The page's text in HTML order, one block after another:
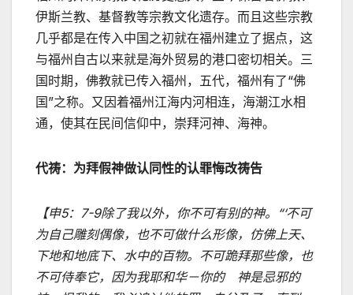
伊斯兰教、基督教等宗教文化遗存。而且这些宗教
几乎都是在传入中国之初就在福州建立了据点，这
与福州自古以来就是海外贸易的港口密切相关。三
国时期，佛教就已传入福州，五代，福州有了“佛
国”之称。又因着福州江海内河相连，海潮江水相
通，使其在民间信仰中，崇拜河神、海神。
代祷：为拜假神做认同性的认罪悔改祷告
【申5： 7-9除了我以外，你不可有别的神。“‘不可
为自己雕刻偶像，也不可做什么形像，仿佛上天、
下地和地底下、水中的百物。不可跪拜那些像，也
不可侍奉它，因为我耶和华－你的 神是忌邪的